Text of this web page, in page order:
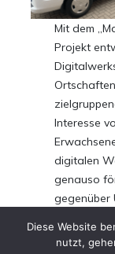
Mit dem
Projekt
Interesse
digitalen
genauso
gegenüber
Diese Website
nutzt,